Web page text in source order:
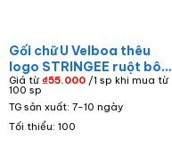
Gối chữ U Velboa thêu
logo STRINGEE ruột bông
màu đỏ G-02
Giá từ ₫55.000/1 sp khi mua từ
100 sp
TG sản xuất: 7-10 ngày
Tối thiểu: 100